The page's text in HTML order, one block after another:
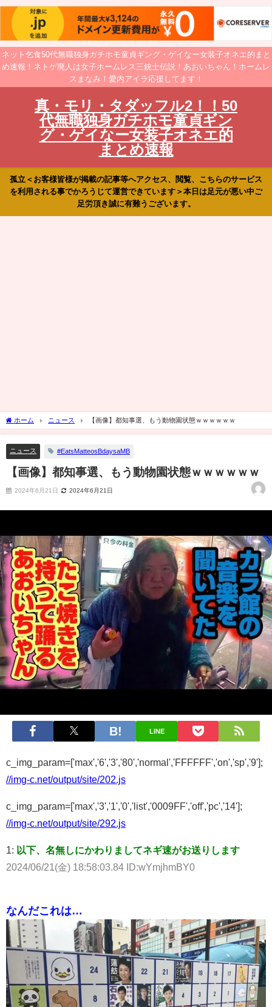
ネット乞食50代無職独身ガチホモ童貞ギング・ゲイなー女装子オネエ的まと
め速報！ネトゲ廃人は女子ホームレス三銃士伝説！あおいちゃん！ホームレ
スまなみ！愛内アイラ応援してます！
真・モリ・タダッフル2！！50
代無職独身ガチホモ童貞ギン
グ・ゲイなー女装子オネエ的
まとめ速報
孤立＜お客様皆様が掲載の記事等へアクセス、閲覧、こちらのサービス
を利用される事でかろうじて運営できています＞本日は足元が悪い中ご
足労頂き誠に有難うございます。
ホーム ニュース 【画像】都知事選、もう動物園状態ｗｗｗｗｗｗ
ニュース #EatsMatteosBdaysaMB
【画像】都知事選、もう動物園状態ｗｗｗｗｗｗ
2024年6月21日 2024年6月21日
LINE
c_img_param=['max','6','3','80','normal','FFFFFF','on','sp','9'];
//img-c.net/output/site/202.js
c_img_param=['max','3','1','0','list','0009FF','off','pc','14'];
//img-c.net/output/site/292.js
1: 以下、名無しにかわりましてネギ速がお送りします
2024/06/21(金) 18:58:03.84 ID:wYmjhmBY0
なんだこれは…